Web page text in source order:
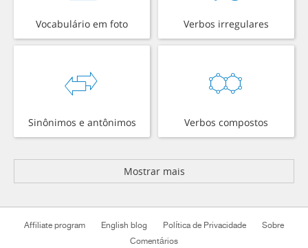
Vocabulário em foto Verbos irregulares
Sinônimos e antônimos Verbos compostos
Mostrar mais
Affiliate program English blog Política de Privacidade
Sobre
Comentários